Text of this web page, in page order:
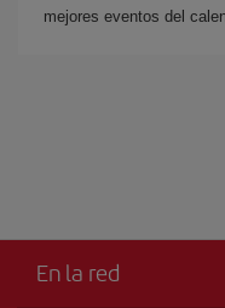
mejores eventos del
En la red